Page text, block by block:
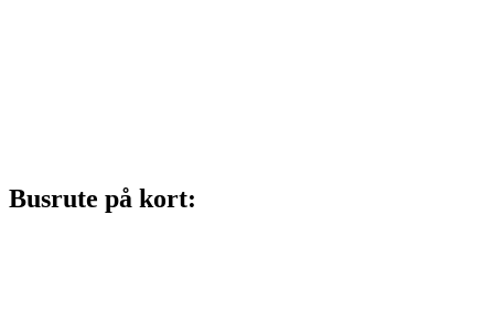
Busrute på kort: